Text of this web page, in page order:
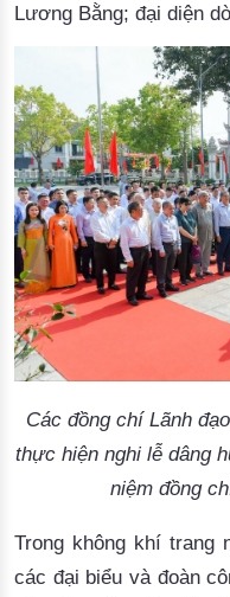
Lương Bằng; đại diện
Các đồng chí Lãnh
thực hiện nghi lễ dâng
niệm đồng
Trong không khí trang
các đại biểu và đoàn